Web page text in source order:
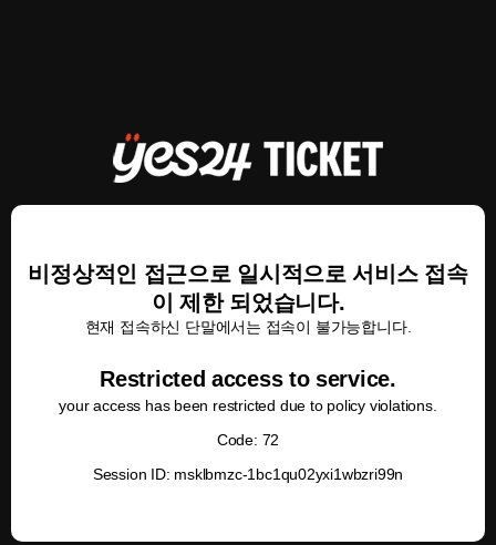
비정상적인 접근으로 일시적으로 서비스 접속
이 제한 되었습니다.
현재 접속하신 단말에서는 접속이 불가능합니다.
Restricted access to service.
your access has been restricted due to policy violations.
Code: 72
Session ID: msklbmzc-1bc1qu02yxi1wbzri99n